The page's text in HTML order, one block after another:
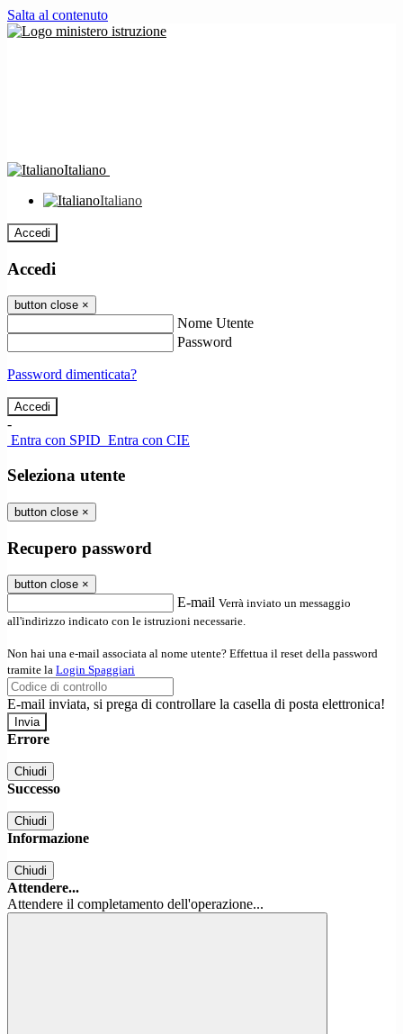
Salta al contenuto
Italiano
Italiano
Accedi
Accedi
button close ×
Nome Utente
Password
Password dimenticata?
-
Entra con SPID Entra con CIE
Seleziona utente
button close ×
Recupero password
button close ×
E-mail Verrà inviato un messaggio
all'indirizzo indicato con le istruzioni necessarie.
Non hai una e-mail associata al nome utente? Effettua il reset della password
tramite la Login Spaggiari
E-mail inviata, si prega di controllare la casella di posta elettronica!
Errore
Chiudi
Successo
Chiudi
Informazione
Chiudi
Attendere...
Attendere il completamento dell'operazione...